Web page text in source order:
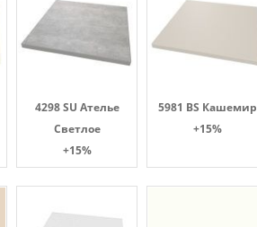
4298 SU Ателье
Светлое
+15%
5981 BS Кашемир
+15%